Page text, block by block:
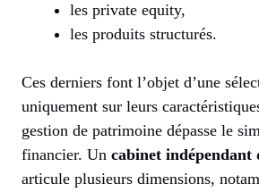
les private equity,
les produits structurés.
Ces derniers font l’objet d’une
uniquement sur leurs
gestion de patrimoine dépasse le
financier. Un cabinet indépendant
articule plusieurs dimensions,